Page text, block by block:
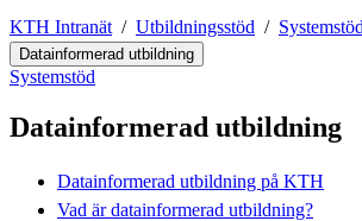
KTH Intranät Utbildningsstöd Systemstöd
Datainformerad utbildning
Systemstöd
Datainformerad utbildning
Datainformerad utbildning på KTH
Vad är datainformerad utbildning?